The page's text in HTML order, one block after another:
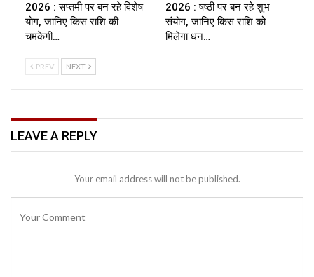
2026 : सप्तमी पर बन रहे विशेष
योग, जानिए किस राशि की
चमकेगी…
2026 : षष्ठी पर बन रहे शुभ
संयोग, जानिए किस राशि को
मिलेगा धन…
PREV NEXT
LEAVE A REPLY
Your email address will not be published.